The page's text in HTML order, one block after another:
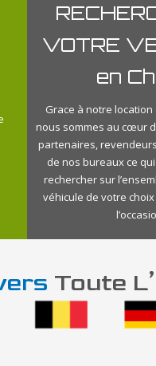
VOTRE
en
Grace à notre
nous sommes au cœur
partenaires,
de nos bureaux ce
rechercher sur
véhicule de votre
Toute